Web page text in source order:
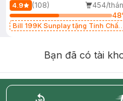
4.9 (108)
454/
48
Bill 199K Sunplay tặng Tinh Chất
Bạn đã có tài